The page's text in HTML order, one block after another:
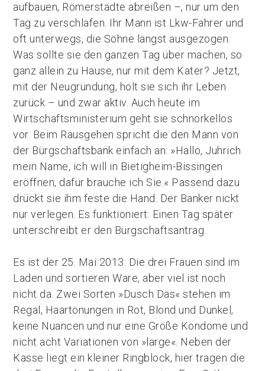
aufbauen, Römerstädte abreißen –, nur um den
Tag zu verschlafen. Ihr Mann ist Lkw-Fahrer und
oft unterwegs, die Söhne längst ausgezogen.
Was sollte sie den ganzen Tag über machen, so
ganz allein zu Hause, nur mit dem Kater? Jetzt,
mit der Neugründung, holt sie sich ihr Leben
zurück – und zwar aktiv. Auch heute im
Wirtschaftsministerium geht sie schnörkellos
vor. Beim Rausgehen spricht die den Mann von
der Bürgschaftsbank einfach an: »Hallo, Juhrich
mein Name, ich will in Bietigheim-Bissingen
eröffnen, dafür brauche ich Sie.« Passend dazu
drückt sie ihm feste die Hand. Der Banker nickt
nur verlegen. Es funktioniert: Einen Tag später
unterschreibt er den Bürgschaftsantrag.
Es ist der 25. Mai 2013: Die drei Frauen sind im
Laden und sortieren Ware, aber viel ist noch
nicht da. Zwei Sorten »Dusch Das« stehen im
Regal, Haartönungen in Rot, Blond und Dunkel,
keine Nuancen und nur eine Größe Kondome und
nicht acht Variationen von »large«. Neben der
Kasse liegt ein kleiner Ringblock, hier tragen die